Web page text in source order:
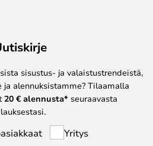
sisustus- ja valaistustrendeistä,
alennuksistamme? Tilaamalla
20 € alennusta* seuraavasta
Yritys